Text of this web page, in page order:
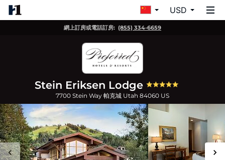
USD
網上訂房或電話訂房: (855) 334-6659
Stein Eriksen Lodge
7700 Stein Way 帕克城 Utah 84060 US